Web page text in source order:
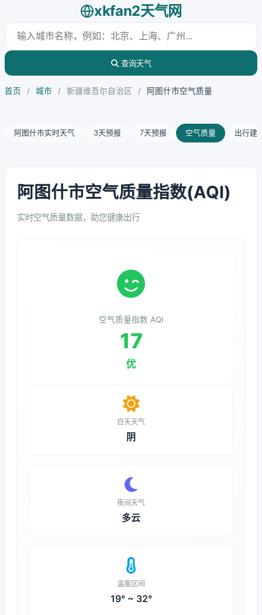
xkfan2天气网
查询天气
首页 / 城市 / 新疆维吾尔自治区 / 阿图什市空气质量
阿图什市实时天气 3天预报 7天预报 空气质量 出行建
阿图什市空气质量指数(AQI)
实时空气质量数据，助您健康出行
空气质量指数 AQI
17
优
白天天气
阴
夜间天气
多云
温度区间
19° ~ 32°